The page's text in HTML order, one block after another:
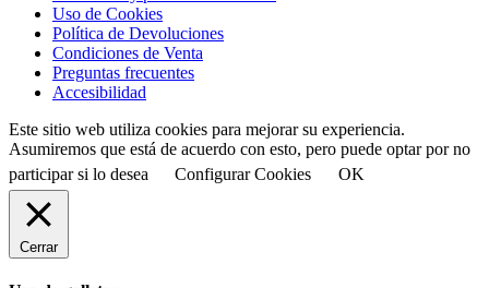
Uso de Cookies
Política de Devoluciones
Condiciones de Venta
Preguntas frecuentes
Accesibilidad
Este sitio web utiliza cookies para mejorar su experiencia.
Asumiremos que está de acuerdo con esto, pero puede optar por no
participar si lo desea
Configurar Cookies OK
Cerrar